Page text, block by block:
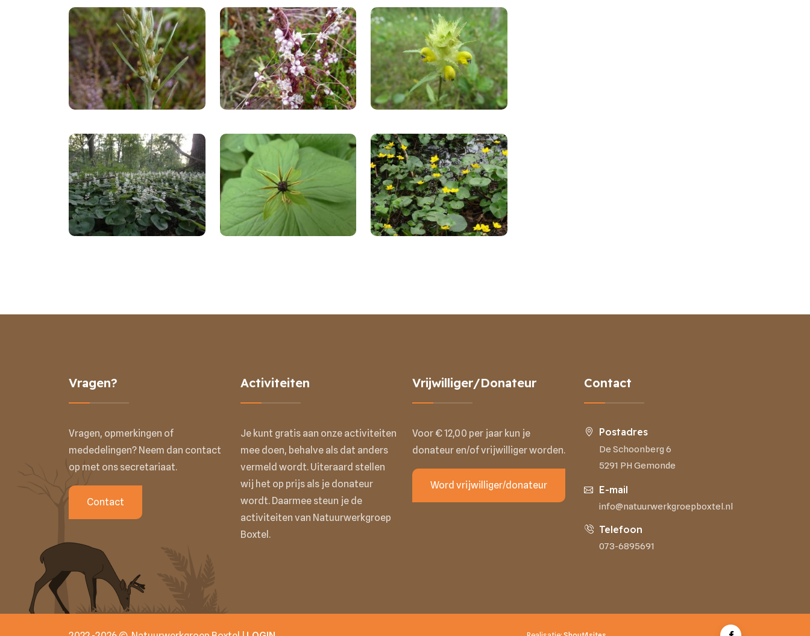
Vragen?
Vragen, opmerkingen of
mededelingen? Neem dan contact
op met ons secretariaat.
Contact
Activiteiten
Je kunt gratis aan onze activiteiten
mee doen, behalve als dat anders
vermeld wordt. Uiteraard stellen
wij het op prijs als je donateur
wordt. Daarmee steun je de
activiteiten van Natuurwerkgroep
Boxtel.
Vrijwilliger/Donateur
Voor € 12,00 per jaar kun je
donateur en/of vrijwilliger worden.
Word vrijwilliger/donateur
Contact
Postadres
De Schoonberg 6
5291 PH Gemonde
E-mail
info@natuurwerkgroepboxtel.nl
Telefoon
073-6895691